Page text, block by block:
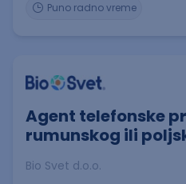
Puno radno vreme
Agent telefonske
rumunskog ili
Bio Svet d.o.o.